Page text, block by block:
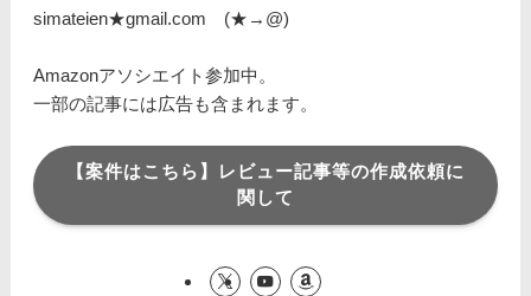
simateien★gmail.com (★→@)
Amazonアソシエイト参加中。
一部の記事には広告も含まれます。
【案件はこちら】レビュー記事等の作成依頼に
関して